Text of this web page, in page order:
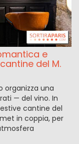
e
del M.
organizza una
— del vino. In
cantine del
in coppia, per